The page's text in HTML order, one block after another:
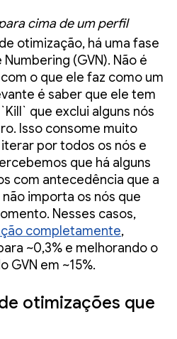
cima de um perfil
otimização, há uma fase
(GVN). Não é
o que ele faz como um
é saber que ele tem
que exclui alguns nós
Isso consome muito
por todos os nós e
que há alguns
com antecedência que a
importa os nós que
Nesses casos,
completamente,
~0,3% e melhorando o
GVN em ~15%.
otimizações que